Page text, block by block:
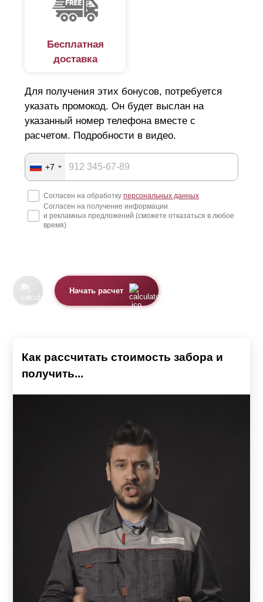
Бесплатная
доставка
Для получения этих бонусов, потребуется
указать промокод. Он будет выслан на
указанный номер телефона вместе с
расчетом. Подробности в видео.
+7
Согласен на обработку персональных данных
Согласен на получение информации
и рекламных предложений (сможете отказаться в любое
время)
Начать расчет
Как рассчитать стоимость забора и
получить...